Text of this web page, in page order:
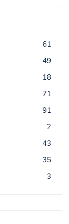
61
49
18
71
91
2
43
35
3